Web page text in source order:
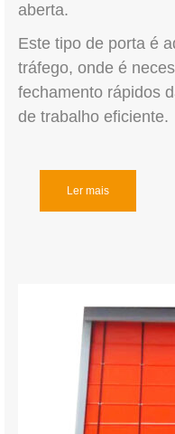
aberta.
Este tipo de porta é
tráfego, onde é
fechamento rápidos
de trabalho eficiente.
Ler mais